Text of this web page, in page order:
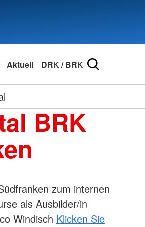
Aktuell DRK / BRK
BRK
zum internen
als Ausbilder/in
Windisch Klicken Sie